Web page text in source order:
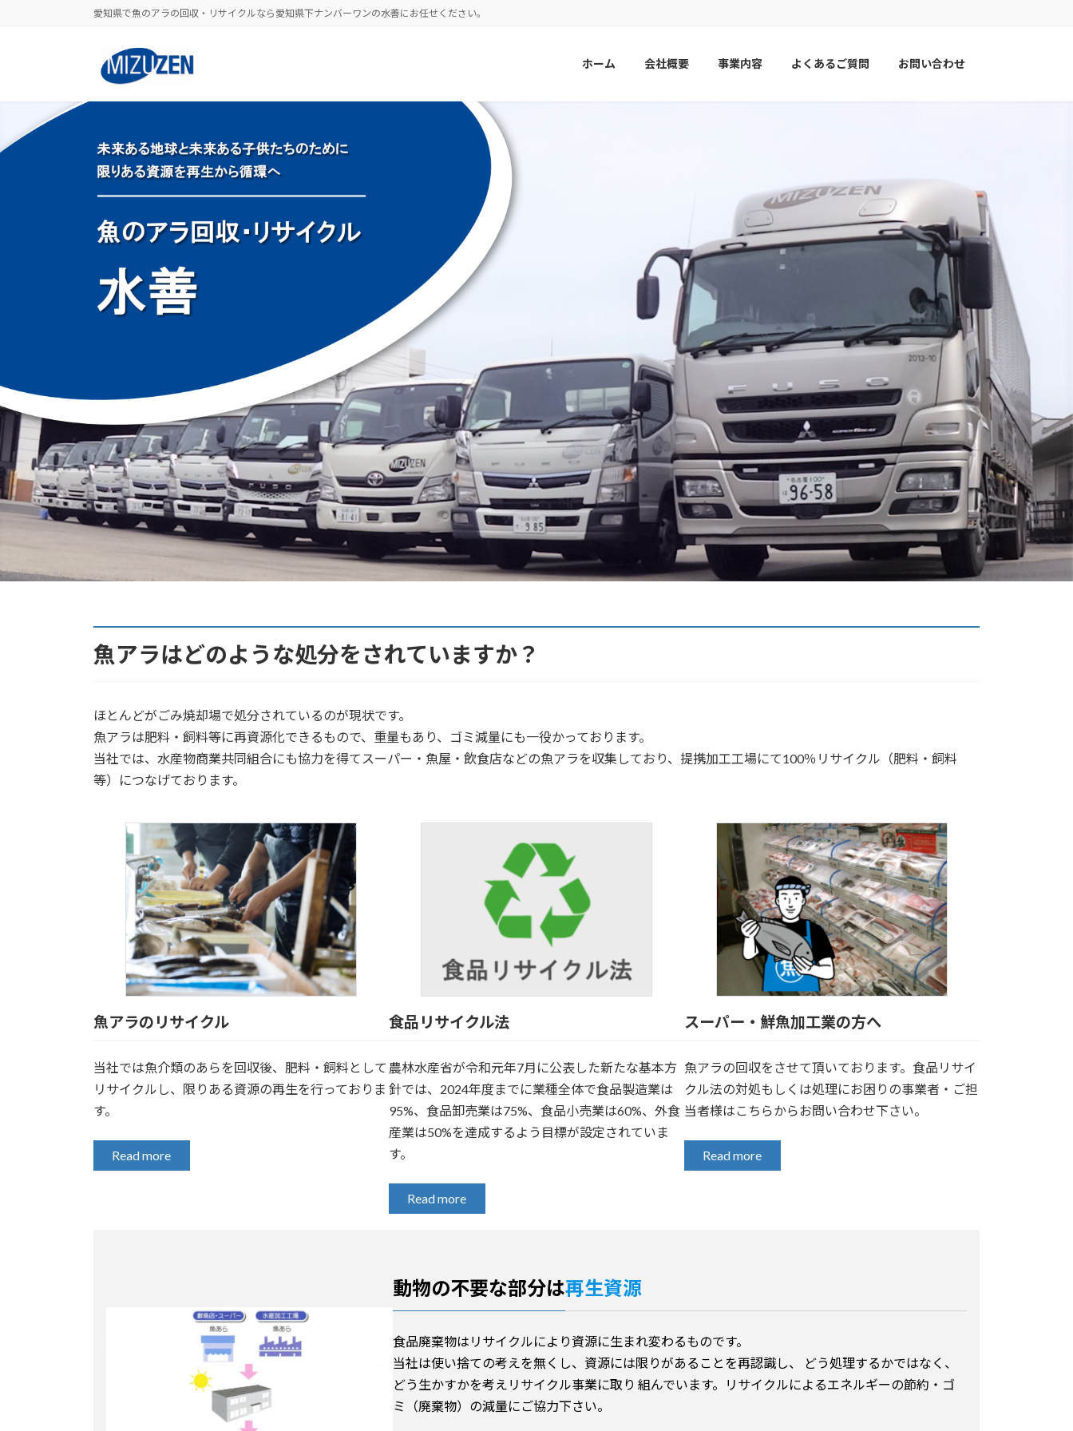
へ
キ
ョ
に
愛知県で魚のアラの回収・リサイクルなら愛知県下ナンバーワンの水善にお任せください。
ホーム 会社概要 事業内容 よくあるご質問 お問い合わせ
魚アラはどのような処分をされていますか？
ほとんどがごみ焼却場で処分されているのが現状です。
魚アラは肥料・飼料等に再資源化できるもので、重量もあり、ゴミ減量にも一役かっております。
当社では、水産物商業共同組合にも協力を得てスーパー・魚屋・飲食店などの魚アラを収集しており、提携加工工場にて100％リサイクル（肥料・飼料
等）につなげております。
魚アラのリサイクル
当社では魚介類のあらを回収後、肥料・飼料として
リサイクルし、限りある資源の再生を行っておりま
す。
Read more
食品リサイクル法
農林水産省が令和元年7月に公表した新たな基本方
針では、2024年度までに業種全体で食品製造業は
95%、食品卸売業は75%、食品小売業は60%、外食
産業は50%を達成するよう目標が設定されていま
す。
Read more
スーパー・鮮魚加工業の方へ
魚アラの回収をさせて頂いております。食品リサイ
クル法の対処もしくは処理にお困りの事業者・ご担
当者様はこちらからお問い合わせ下さい。
Read more
動物の不要な部分は再生資源
食品廃棄物はリサイクルにより資源に生まれ変わるものです。
当社は使い捨ての考えを無くし、資源には限りがあることを再認識し、 どう処理するかではなく、
どう生かすかを考えリサイクル事業に取り 組んでいます。リサイクルによるエネルギーの節約・ゴ
ミ（廃棄物）の減量にご協力下さい。